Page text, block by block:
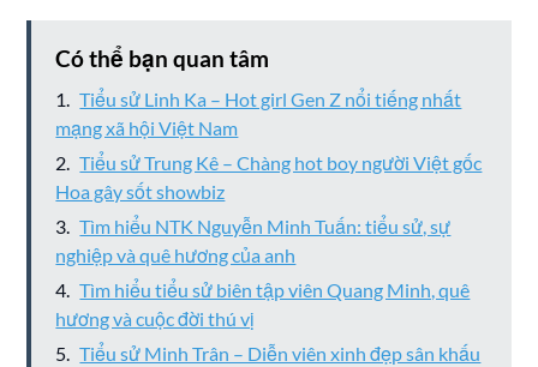
Có thể bạn quan tâm
Tiểu sử Linh Ka – Hot girl Gen Z nổi tiếng nhất
mạng xã hội Việt Nam
Tiểu sử Trung Kê – Chàng hot boy người Việt gốc
Hoa gây sốt showbiz
Tìm hiểu NTK Nguyễn Minh Tuấn: tiểu sử, sự
nghiệp và quê hương của anh
Tìm hiểu tiểu sử biên tập viên Quang Minh, quê
hương và cuộc đời thú vị
Tiểu sử Minh Trân – Diễn viên xinh đẹp sân khấu